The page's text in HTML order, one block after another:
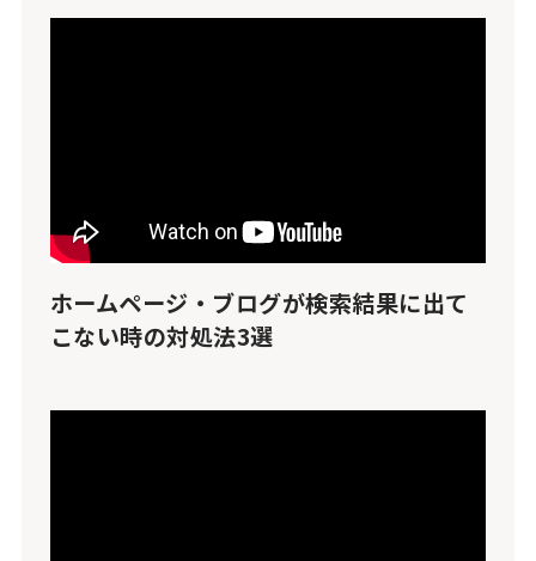
ホームページ・ブログが検索結果に出て
こない時の対処法3選